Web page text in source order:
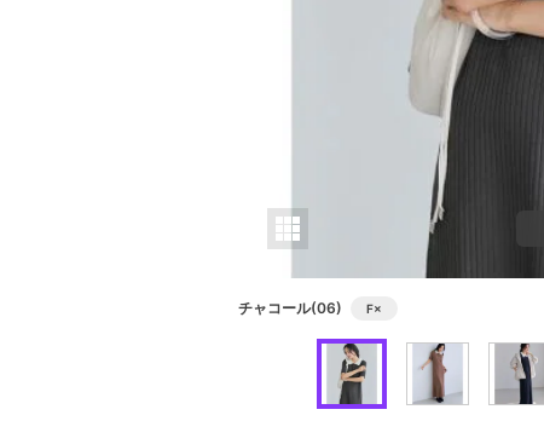
チャコール(06) F×